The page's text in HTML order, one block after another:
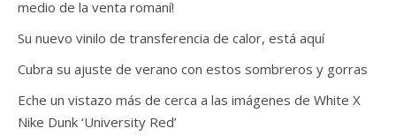
medio de la venta romaní!
Su nuevo vinilo de transferencia de calor, está aquí
Cubra su ajuste de verano con estos sombreros y gorras
Eche un vistazo más de cerca a las imágenes de White X
Nike Dunk ‘University Red’